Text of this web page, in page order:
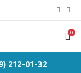
0
212-01-32